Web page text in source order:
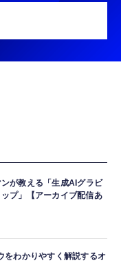
が教える「生成AIグラビ
プ」【アーカイブ配信あ
をわかりやすく解説するオ